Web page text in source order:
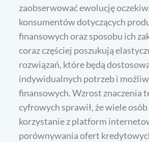
zaobserwować ewolucję
konsumentów dotyczących
finansowych oraz sposobu ich
coraz częściej poszukują
rozwiązań, które będą
indywidualnych potrzeb i
finansowych. Wzrost znaczenia
cyfrowych sprawił, że wiele
korzystanie z platform
porównywania ofert